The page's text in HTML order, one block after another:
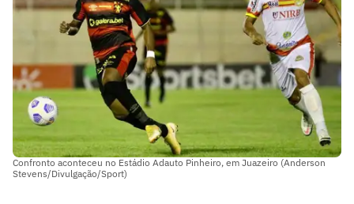
Confronto aconteceu no Estádio Adauto Pinheiro, em Juazeiro (Anderson
Stevens/Divulgação/Sport)